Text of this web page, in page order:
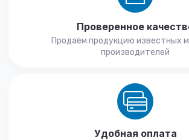
Проверенное
Продаём продукцию известных
производителей
Удобная оплата